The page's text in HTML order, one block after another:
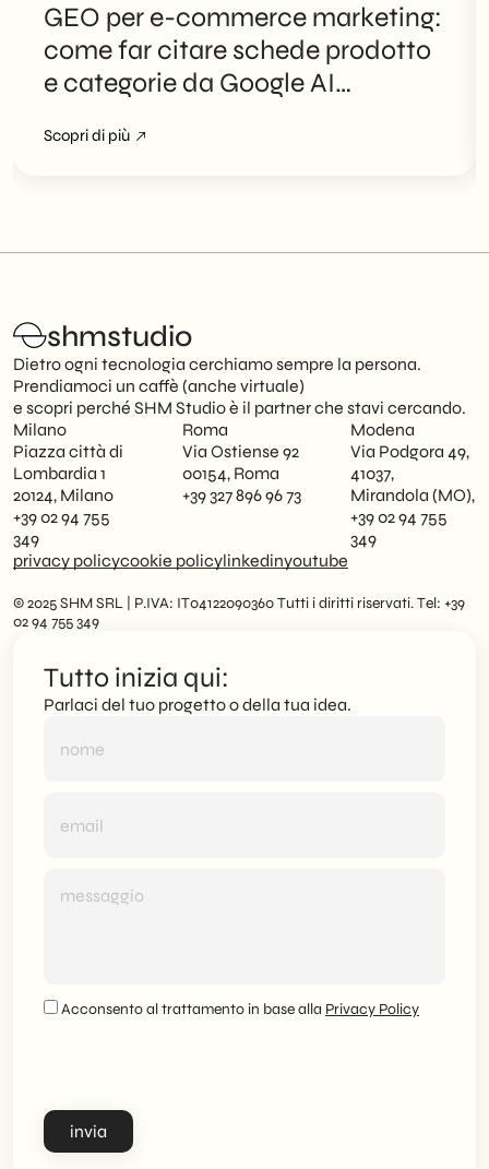
GEO per e-commerce marketing:
come far citare schede prodotto
e categorie da Google AI
Scopri di più
shmstudio
Dietro ogni tecnologia cerchiamo sempre la persona.
Prendiamoci un caffè (anche virtuale)
e scopri perché SHM Studio è il partner che stavi cercando.
Milano
Piazza città di
Lombardia 1
20124, Milano
+39 02 94 755
349
Roma
Via Ostiense 92
00154, Roma
+39 327 896 96 73
Modena
Via Podgora 49,
41037,
Mirandola (MO),
+39 02 94 755
349
privacy policycookie policylinkedinyoutube
© 2025 SHM SRL | P.IVA: IT04122090360 Tutti i diritti riservati. Tel: +39
02 94 755 349
Tutto inizia qui:
Parlaci del tuo progetto o della tua idea.
Acconsento al trattamento in base alla Privacy Policy